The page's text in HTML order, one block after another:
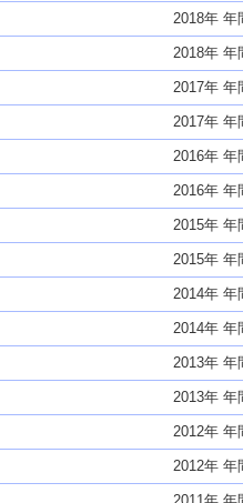
2018年 年
2018年 年
2017年 年
2017年 年
2016年 年
2016年 年
2015年 年
2015年 年
2014年 年
2014年 年
2013年 年
2013年 年
2012年 年
2012年 年